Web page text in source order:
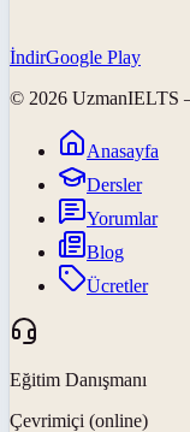
İndirGoogle Play
© 2026 UzmanIELTS
Anasayfa
Dersler
Yorumlar
Blog
Ücretler
Eğitim Danışmanı
Çevrimiçi (online)